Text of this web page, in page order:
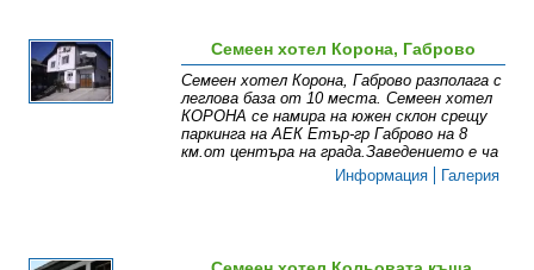
Семеен хотел Корона, Габрово
Семеен хотел Корона, Габрово разполага с
леглова база от 10 места. Семеен хотел
КОРОНА се намира на южен склон срещу
паркинга на АЕК Етър-гр Габрово на 8
км.от центъра на града.Заведението е ча
Информация
Галерия